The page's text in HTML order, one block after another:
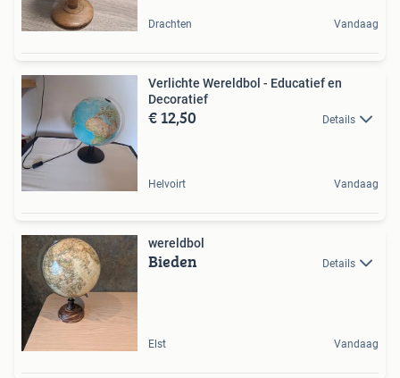
Drachten Vandaag
Verlichte Wereldbol - Educatief en
Decoratief
€ 12,50 Details
Helvoirt Vandaag
wereldbol
Bieden Details
Elst Vandaag